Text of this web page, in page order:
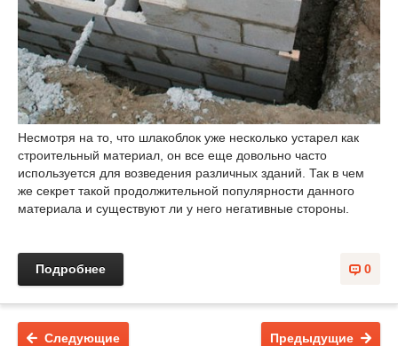
Несмотря на то, что шлакоблок уже несколько устарел как
строительный материал, он все еще довольно часто
используется для возведения различных зданий. Так в чем
же секрет такой продолжительной популярности данного
материала и существуют ли у него негативные стороны.
0
Подробнее
Предыдущие
Следующие